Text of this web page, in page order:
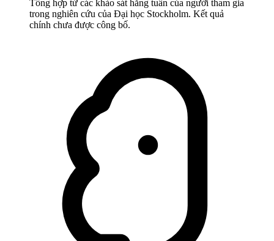
Tổng hợp từ các khảo sát hằng tuần của người tham gia
trong nghiên cứu của Đại học Stockholm. Kết quả
chính chưa được công bố.